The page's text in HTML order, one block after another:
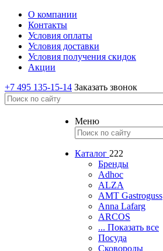
О компании
Контакты
Условия оплаты
Условия доставки
Условия получения скидок
Акции
+7 495 135-15-14 Заказать звонок
Меню
Каталог 222
Бренды
Adhoc
ALZA
AMT Gastroguss
Anna Lafarg
ARCOS
... Показать все
Посуда
Сковороды